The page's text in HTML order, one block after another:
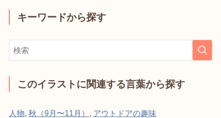
キーワードから探す
このイラストに関連する言葉から探す
人物 秋（9月〜11月） アウトドアの趣味